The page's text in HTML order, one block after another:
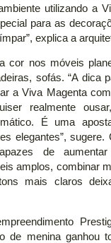
utilizando a
para as
explica a
cor nos móveis
sofás. “A dica
a Viva Magenta
realmente
É uma
elegantes”, sugere.
de
amplos, combinar
mais claros
de menina ganhou